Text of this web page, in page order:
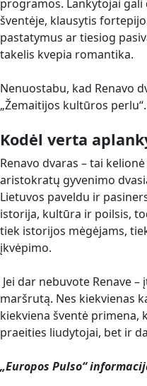
programos. Lankytojai
šventėje, klausytis
pastatymus ar tiesiog
takelis kvepia romantika.
Nenuostabu, kad Renavo
„Žemaitijos kultūros perlu“.
Kodėl verta
Renavo dvaras – tai
aristokratų gyvenimo
Lietuvos paveldu ir
istorija, kultūra ir poilsis,
tiek istorijos mėgėjams,
įkvėpimo.
Jei dar nebuvote Renave
maršrutą. Nes kiekvienas
kiekviena šventė primena,
praeities liudytojai, bet ir
„Europos Pulso“